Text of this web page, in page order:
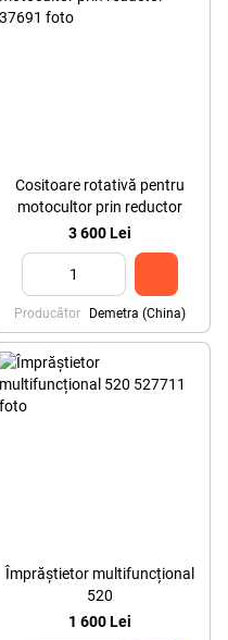
Cositoare rotativă pentru
motocultor prin reductor
3 600 Lei
Producător Demetra (China)
Împrăștietor multifuncțional
520
1 600 Lei